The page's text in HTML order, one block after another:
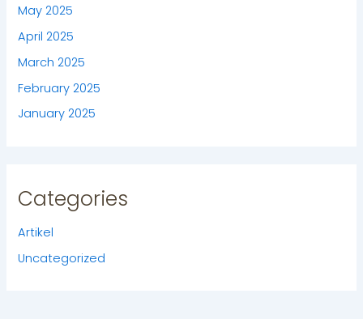
May 2025
April 2025
March 2025
February 2025
January 2025
Categories
Artikel
Uncategorized